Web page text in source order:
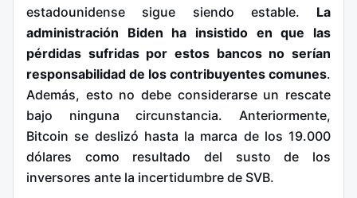
estadounidense sigue siendo estable. La
administración Biden ha insistido en que las
pérdidas sufridas por estos bancos no serían
responsabilidad de los contribuyentes comunes.
Además, esto no debe considerarse un rescate
bajo ninguna circunstancia. Anteriormente,
Bitcoin se deslizó hasta la marca de los 19.000
dólares como resultado del susto de los
inversores ante la incertidumbre de SVB.